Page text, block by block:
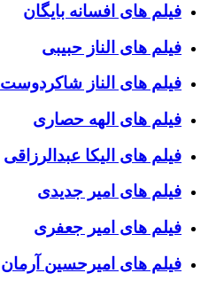
فیلم های افسانه بایگان
فیلم های الناز حبیبی
فیلم های الناز شاکردوست
فیلم های الهه حصاری
فیلم های الیکا عبدالرزاقی
فیلم های امیر جدیدی
فیلم های امیر جعفری
فیلم های امیرحسین آرمان